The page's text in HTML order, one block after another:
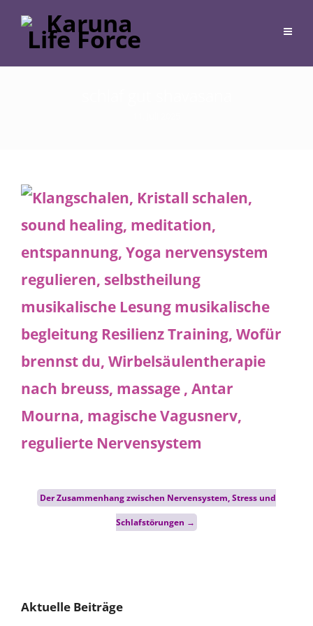
Post
navigation
Der Zusammenhang zwischen Nervensystem, Stress und
Schlafstörungen →
Aktuelle Beiträge